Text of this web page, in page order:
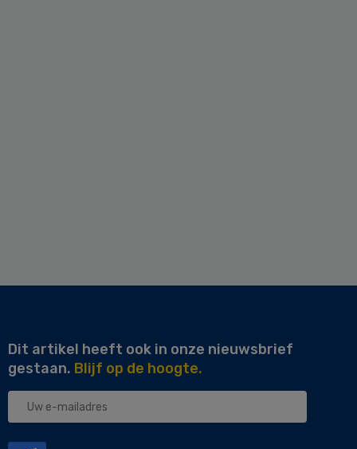
Dit artikel heeft ook in onze nieuwsbrief
gestaan. Blijf op de hoogte.
Uw